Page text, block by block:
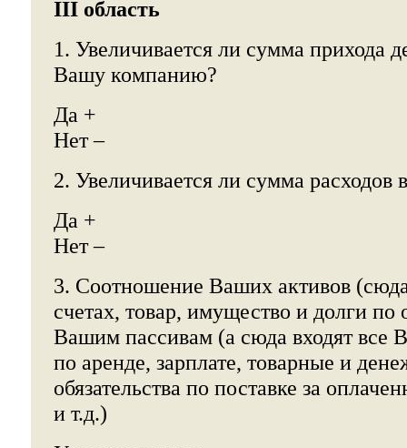
III область
1. Увеличивается ли сумма прихода
Вашу компанию?
Да +
Нет –
2. Увеличивается ли сумма
Да +
Нет –
3. Соотношение Ваших активов
счетах, товар, имущество и долги
Вашим пассивам (а сюда входят все
по аренде, зарплате, товарные и
обязательства по поставке за
и т.д.)